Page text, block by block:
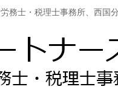
務士・税理士事務所、西国